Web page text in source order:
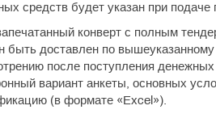
средств будет указан при подаче
конверт с полным
быть доставлен по
после поступления
вариант анкеты, основных
(в формате «Excel»).